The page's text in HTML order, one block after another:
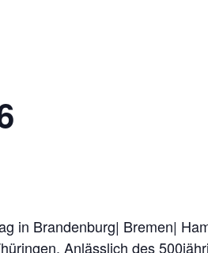
in Brandenburg| Bremen|
Anlässlich des